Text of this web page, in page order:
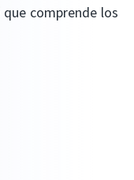
que comprende los